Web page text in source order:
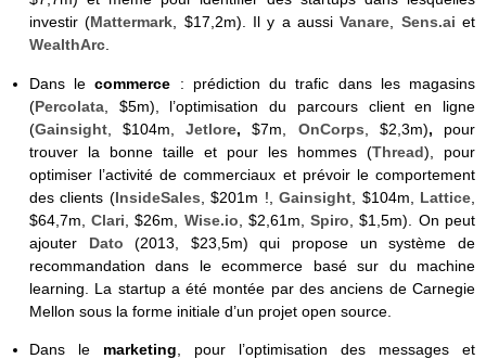
investir (Mattermark, $17,2m). Il y a aussiVanare, Sens.ai et
WealthArc.
Dans lecommerce : prédiction du trafic dans les magasins
(Percolata, $5m), l’optimisation du parcours client en ligne
(Gainsight, $104m,Jetlore,$7m, OnCorps , $2,3m), pour
trouver la bonne taille et pour les hommes (Thread), pour
optimiser l’activité de commerciaux et prévoir le comportement
des clients (InsideSales , $201m !,Gainsight , $104m, Lattice
$64,7m,Clari , $26m, Wise.io , $2,61m,Spiro , $1,5m).
On peut
ajouter Dato (2013, $23,5m) qui propose un système de
recommandation dans le ecommerce basé sur du machine
learning. La startup a été montée par des anciens de Carnegie
Mellon sous la forme initiale d’un projet open source.
Dans le marketing
pour l’optimisation des messages et